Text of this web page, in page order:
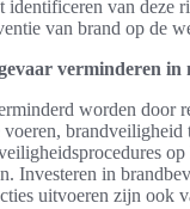
van deze
van brand op de
verminderen in
worden door
voeren, brandveiligheid
Investeren in
uitvoeren zijn ook